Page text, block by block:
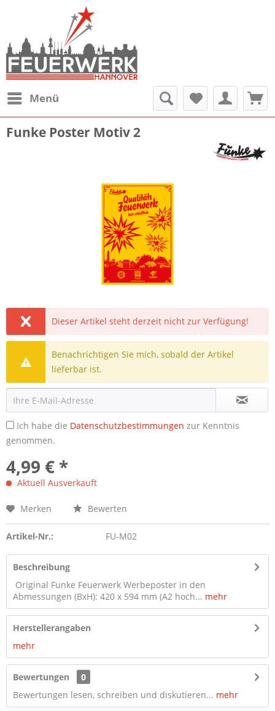
Menü
Funke Poster Motiv 2
Dieser Artikel steht derzeit nicht zur Verfügung!
Benachrichtigen Sie mich, sobald der Artikel
lieferbar ist.
Ich habe die Datenschutzbestimmungen zur Kenntnis
genommen.
4,99 € *
Aktuell Ausverkauft
Merken Bewerten
Artikel-Nr.: FU-M02
Beschreibung
Original Funke Feuerwerk Werbeposter in den
Abmessungen (BxH): 420 x 594 mm (A2 hoch... mehr
Herstellerangaben
mehr
Bewertungen
0
Bewertungen lesen, schreiben und diskutieren... mehr